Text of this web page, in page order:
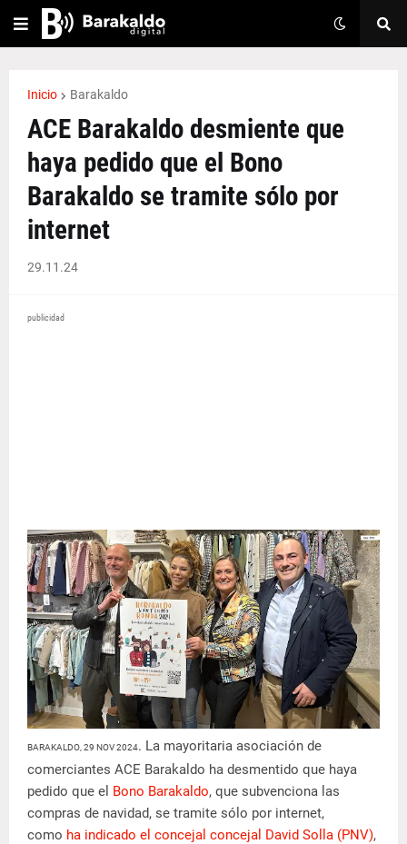
Inicio Barakaldo
ACE Barakaldo desmiente que
haya pedido que el Bono
Barakaldo se tramite sólo por
internet
29.11.24
publicidad
BARAKALDO, 29 NOV 2024. La mayoritaria asociación de
comerciantes ACE Barakaldo ha desmentido que haya
pedido que el Bono Barakaldo, que subvenciona las
compras de navidad, se tramite sólo por internet,
como ha indicado el concejal concejal David Solla (PNV),